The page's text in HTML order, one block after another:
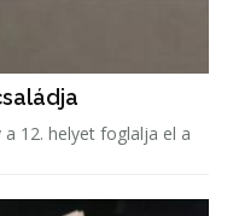
12. helyet foglalja el a